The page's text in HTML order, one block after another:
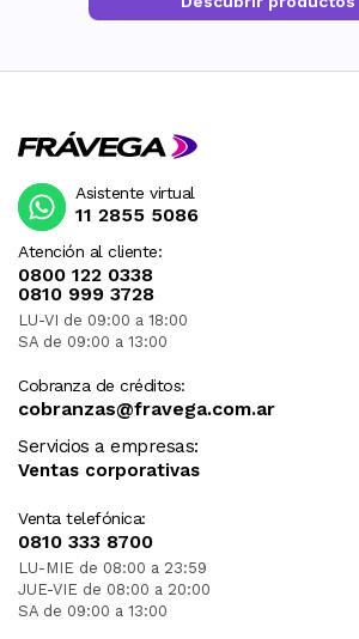
Atención al cliente:
0800 122 0338
0810 999 3728
LU-VI de 09:00 a 18:00
SA de 09:00 a 13:00
Cobranza de créditos:
cobranzas@fravega.com.ar
Servicios a empresas:
Ventas corporativas
Venta telefónica:
0810 333 8700
LU-MIE de 08:00 a 23:59
JUE-VIE de 08:00 a 20:00
SA de 09:00 a 13:00
Asistente virtual
11 2855 5086